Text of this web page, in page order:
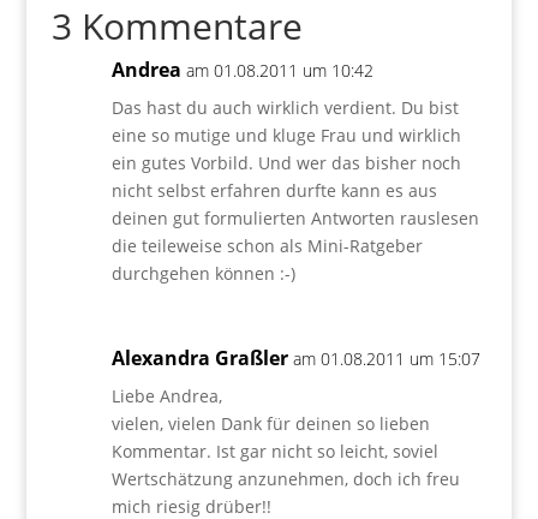
3 Kommentare
Andrea am 01.08.2011 um 10:42
Das hast du auch wirklich verdient. Du bist
eine so mutige und kluge Frau und wirklich
ein gutes Vorbild. Und wer das bisher noch
nicht selbst erfahren durfte kann es aus
deinen gut formulierten Antworten rauslesen
die teileweise schon als Mini-Ratgeber
durchgehen können :-)
Alexandra Graßler am 01.08.2011 um 15:07
Liebe Andrea,
vielen, vielen Dank für deinen so lieben
Kommentar. Ist gar nicht so leicht, soviel
Wertschätzung anzunehmen, doch ich freu
mich riesig drüber!!